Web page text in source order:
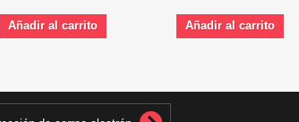
Añadir al carrito Añadir al carrito